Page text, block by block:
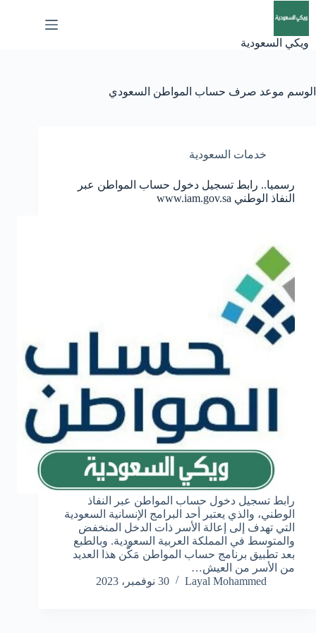
إلى
ويكي السعودية
الوسم موعد صرف حساب المواطن السعودي
خدمات السعودية
رسميا.. رابط تسجيل دخول حساب المواطن عبر
النفاذ الوطني www.iam.gov.sa
رابط تسجيل دخول حساب المواطن عبر النفاذ
الوطني، والذي يعتبر أحد البرامج الإنسانية السعودية
التي تهدف إلى إعالة الأسر ذات الدخل المنخفض
والمتوسط في المملكة العربية السعودية. وبالطبع
بعد تطبيق برنامج حساب المواطن مَكَّن هذا العديد
من الأسر من العيش…
Layal Mohammed
30 نوفمبر، 2023